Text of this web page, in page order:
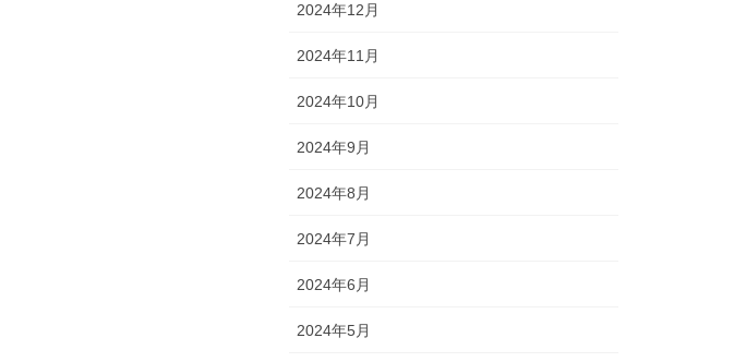
2024年12月
2024年11月
2024年10月
2024年9月
2024年8月
2024年7月
2024年6月
2024年5月